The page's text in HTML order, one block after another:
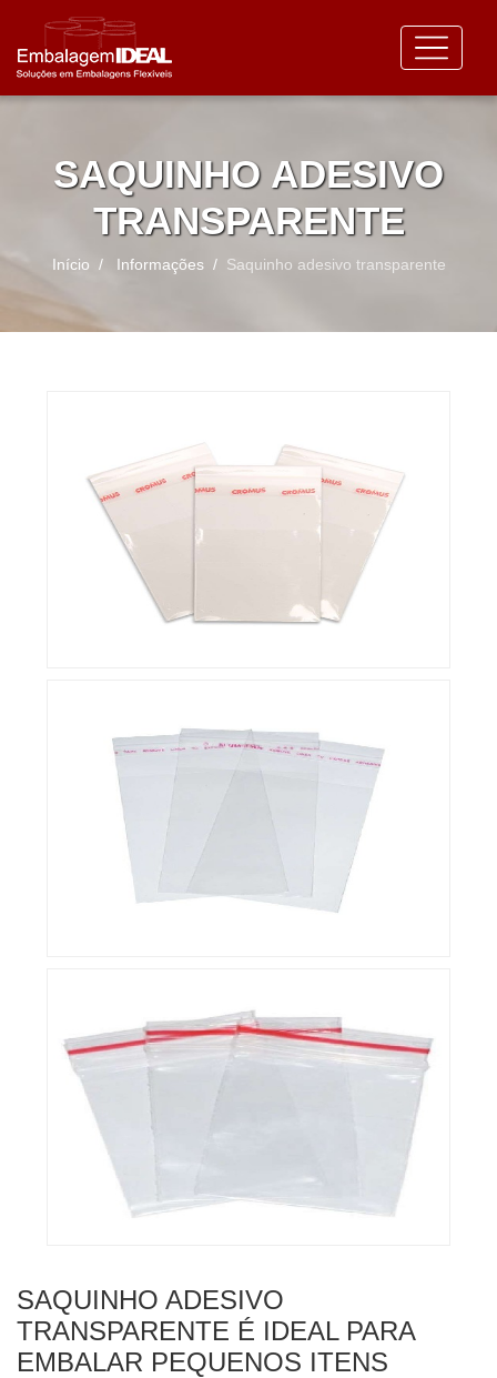
SAQUINHO ADESIVO
TRANSPARENTE
Início Informações Saquinho adesivo transparente
SAQUINHO ADESIVO
TRANSPARENTE É IDEAL PARA
EMBALAR PEQUENOS ITENS